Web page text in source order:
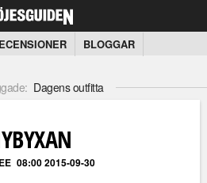
BLOGGAR
Dagens outfitta
08:00 2015-09-30